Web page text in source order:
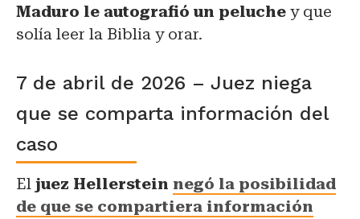
Maduro le autografió un peluche y que
solía leer la Biblia y orar.
7 de abril de 2026 – Juez niega
que se comparta información del
caso
El juez Hellerstein negó la posibilidad
de que se compartiera información